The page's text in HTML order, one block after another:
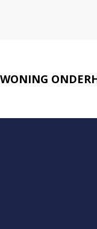
WONING